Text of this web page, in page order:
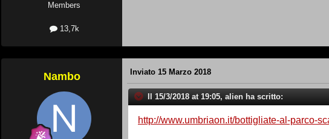
Members
13,7k
Nambo Inviato 15 Marzo 2018
Il 15/3/2018 at 19:05, alien ha scritto:
http://www.umbriaon.it/bottigliate-al-parco-